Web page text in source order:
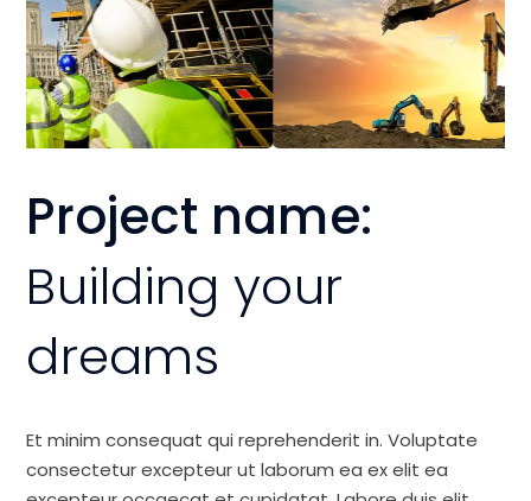
Project name:
Building your
dreams
Et minim consequat qui reprehenderit in. Voluptate
consectetur excepteur ut laborum ea ex elit ea